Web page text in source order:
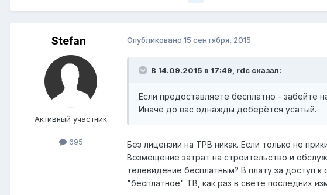
Stefan
Активный участник
695
Опубликовано 15 сентября, 2015
В 14.09.2015 в 17:49, rdc сказал:
Если предоставляете бесплатно - забейте
Иначе до вас однажды доберётся усатый.
Без лицензии на ТРВ никак. Если только не
Возмещение затрат на строительство и
телевидение бесплатным? В плату за доступ
"бесплатное" ТВ, как раз в свете последних